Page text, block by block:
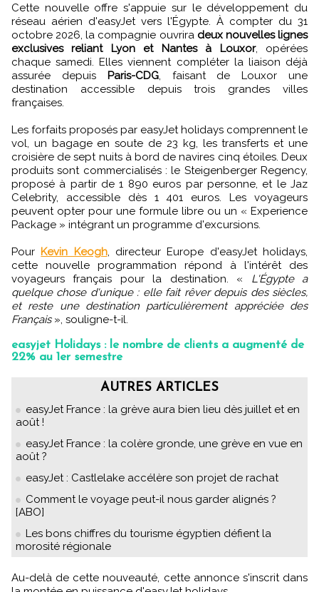
Cette nouvelle offre s'appuie sur le développement du
réseau aérien d'easyJet vers l'Égypte. À compter du 31
octobre 2026, la compagnie ouvrira deux nouvelles lignes
exclusives reliant Lyon et Nantes à Louxor, opérées
chaque samedi. Elles viennent compléter la liaison déjà
assurée depuis Paris-CDG, faisant de Louxor une
destination accessible depuis trois grandes villes
françaises.
Les forfaits proposés par easyJet holidays comprennent le
vol, un bagage en soute de 23 kg, les transferts et une
croisière de sept nuits à bord de navires cinq étoiles. Deux
produits sont commercialisés : le Steigenberger Regency,
proposé à partir de 1 890 euros par personne, et le Jaz
Celebrity, accessible dès 1 401 euros. Les voyageurs
peuvent opter pour une formule libre ou un « Experience
Package » intégrant un programme d'excursions.
Pour Kevin Keogh, directeur Europe d'easyJet holidays,
cette nouvelle programmation répond à l'intérêt des
voyageurs français pour la destination. « L'Égypte a
quelque chose d'unique : elle fait rêver depuis des siècles,
et reste une destination particulièrement appréciée des
Français », souligne-t-il.
easyjet Holidays : le nombre de clients a augmenté de
22% au 1er semestre
AUTRES ARTICLES
easyJet France : la grève aura bien lieu dès juillet et en
août !
easyJet France : la colère gronde, une grève en vue en
août ?
easyJet : Castlelake accélère son projet de rachat
Comment le voyage peut-il nous garder alignés ?
[ABO]
Les bons chiffres du tourisme égyptien défient la
morosité régionale
Au-delà de cette nouveauté, cette annonce s'inscrit dans